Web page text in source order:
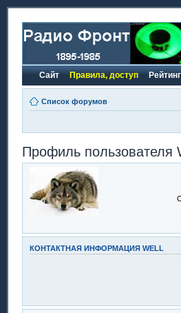
Сайт Правила, доступ
Список форумов
Профиль пользователя
КОНТАКТНАЯ ИНФОРМАЦИЯ WELL